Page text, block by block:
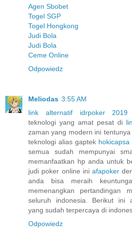
Agen Sbobet
Togel SGP
Togel Hongkong
Judi Bola
Judi Bola
Ceme Online
Odpowiedz
Meliodas 3:55 AM
link alternatif idrpoker 2019
teknologi yang amat pesat di
zaman yang modern ini
teknologi alias gaptek hokicapsa
semua sudah mempunyai
memanfaatkan hp anda untuk
judi poker online ini afapoker
anda bisa meraih
memenangkan pertandingan
seluruh indonesia. Berikut ini
yang sudah terpercaya di
Odpowiedz